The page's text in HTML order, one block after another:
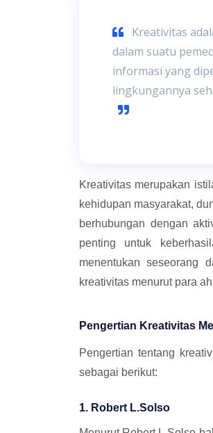
Kreativitas
dalam suatu
informasi yang
lingkungannya
Kreativitas merupakan
kehidupan masyarakat,
berhubungan dengan
penting untuk
menentukan seseorang
kreativitas menurut para
Pengertian Kreativitas
Pengertian tentang
sebagai berikut:
1. Robert L.Solso